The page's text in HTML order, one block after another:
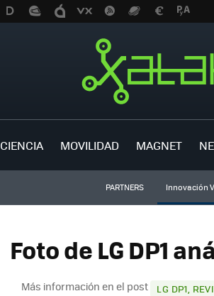
CIENCIA MOVILIDAD MAGNET
PARTNERS Innovación
Foto de LG DP1
Más información en el post LG DP1,